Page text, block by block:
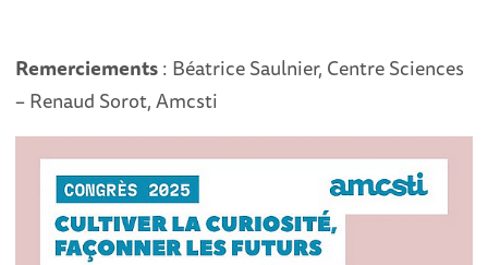
Remerciements: Béatrice Saulnier, Centre Sciences
– Renaud Sorot, Amcsti